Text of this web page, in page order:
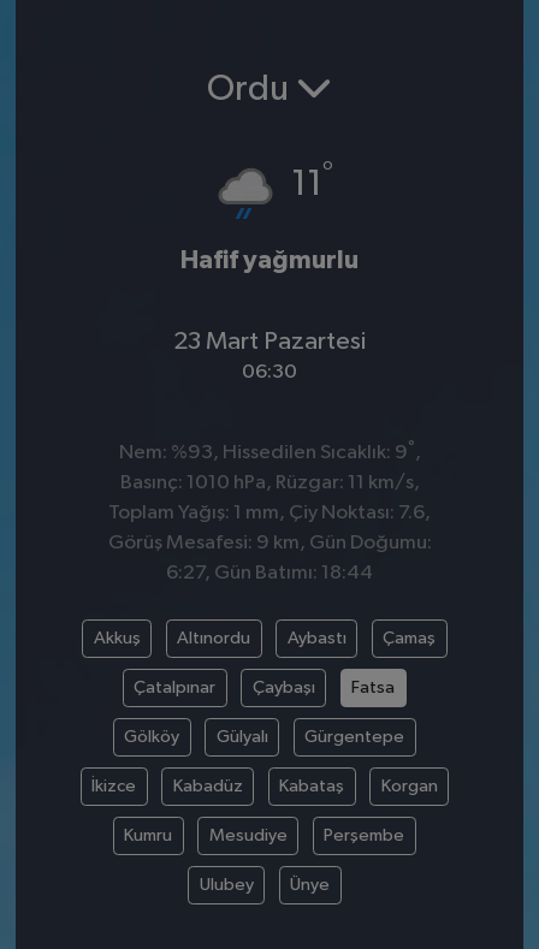
Ordu
11 °
Hafif yağmurlu
23 Mart Pazartesi
06:30
Nem: %93, Hissedilen Sıcaklık: 9° ,
Basınç: 1010 hPa, Rüzgar: 11 km/s,
Toplam Yağış: 1 mm, Çiy Noktası: 7.6,
Görüş Mesafesi: 9 km, Gün Doğumu:
6:27, Gün Batımı: 18:44
Akkuş Altınordu Aybastı Çamaş
Çatalpınar Çaybaşı Fatsa
Gölköy Gülyalı Gürgentepe
İkizce Kabadüz Kabataş Korgan
Kumru Mesudiye Perşembe
Ulubey Ünye